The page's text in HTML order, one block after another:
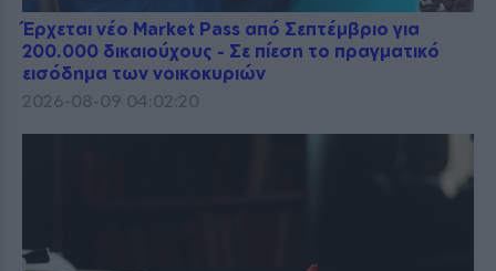
Έρχεται νέο Market Pass από Σεπτέμβριο για
200.000 δικαιούχους - Σε πίεση το πραγματικό
εισόδημα των νοικοκυριών
2026-08-09 04:02:20